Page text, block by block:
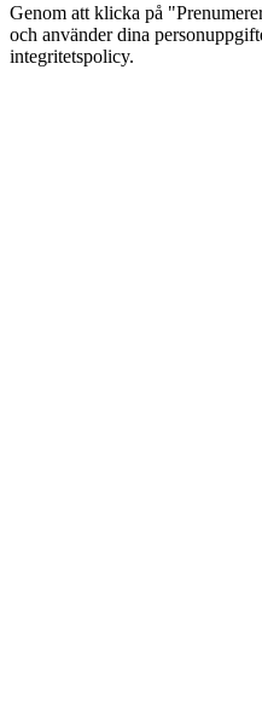
Genom att klicka på
och använder dina
integritetspolicy.